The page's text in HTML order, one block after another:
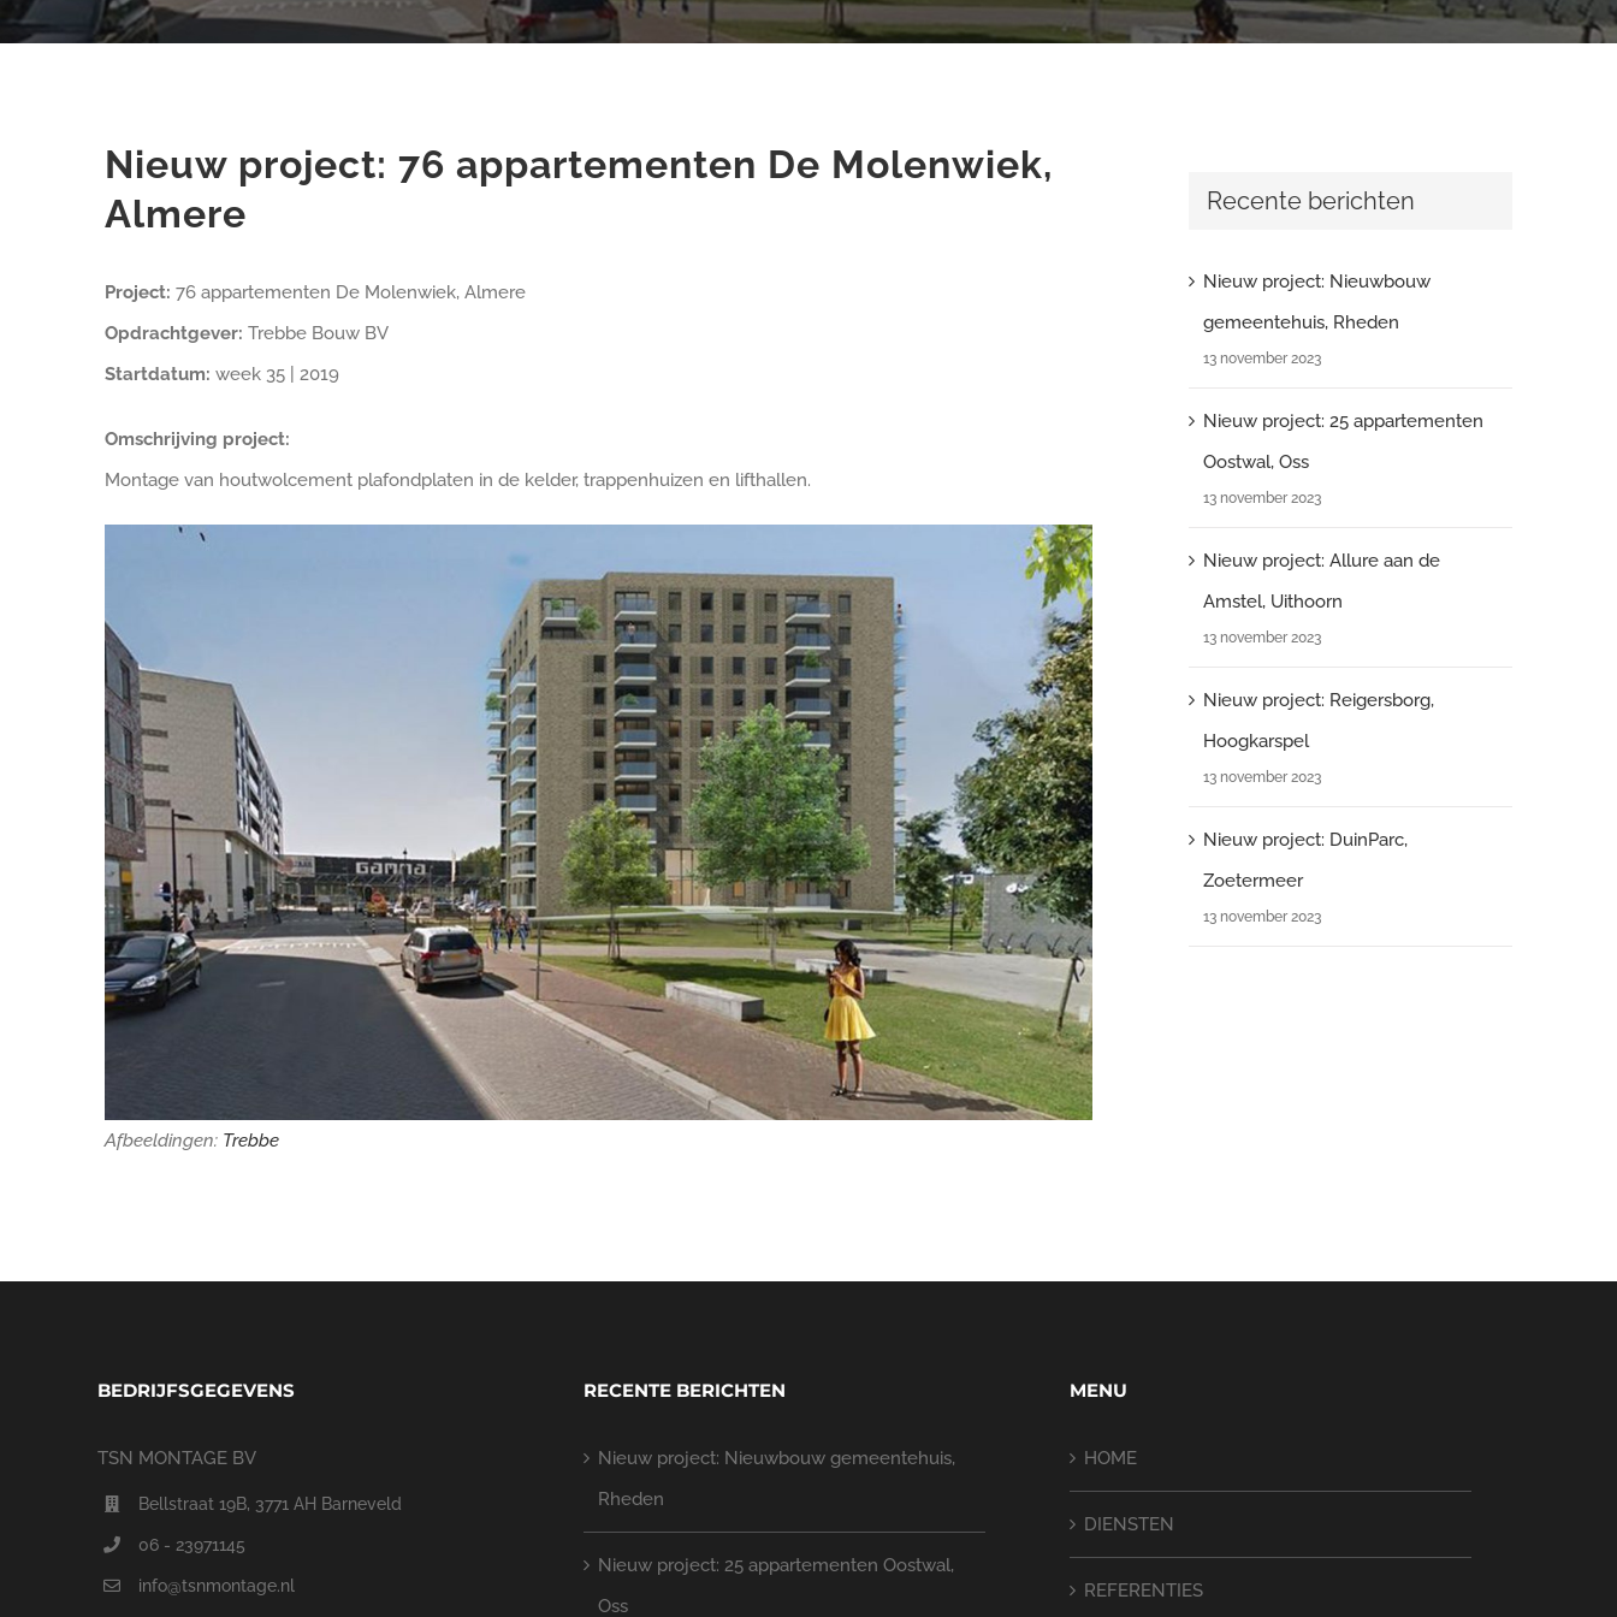
Nieuw project: 76 appartementen De Molenwiek,
Almere
Project: 76 appartementen De Molenwiek, Almere
Opdrachtgever: Trebbe Bouw BV
Startdatum: week 35 | 2019
Omschrijving project:
Montage van houtwolcement plafondplaten in de kelder, trappenhuizen en lifthallen.
Afbeeldingen: Trebbe
Recente berichten
Nieuw project: Nieuwbouw
gemeentehuis, Rheden
13 november 2023
Nieuw project: 25 appartementen
Oostwal, Oss
13 november 2023
Nieuw project: Allure aan de
Amstel, Uithoorn
13 november 2023
Nieuw project: Reigersborg,
Hoogkarspel
13 november 2023
Nieuw project: DuinParc,
Zoetermeer
13 november 2023
BEDRIJFSGEGEVENS
TSN MONTAGE BV
Bellstraat 19B, 3771 AH Barneveld
06 - 23971145
info@tsnmontage.nl
RECENTE BERICHTEN
Nieuw project: Nieuwbouw gemeentehuis,
Rheden
Nieuw project: 25 appartementen Oostwal,
Oss
MENU
HOME
DIENSTEN
REFERENTIES